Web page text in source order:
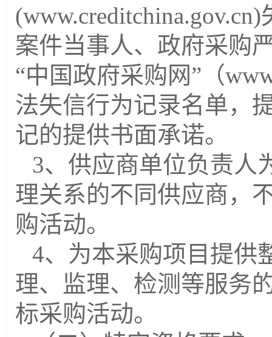
案件当事人、政府采购
“中国政府采购网”（
法失信行为记录名单，
记的提供书面承诺。
3、供应商单位负责人
理关系的不同供应商，
购活动。
4、 为本采购项目提供
理、监理、检测等服务
标采购活动。